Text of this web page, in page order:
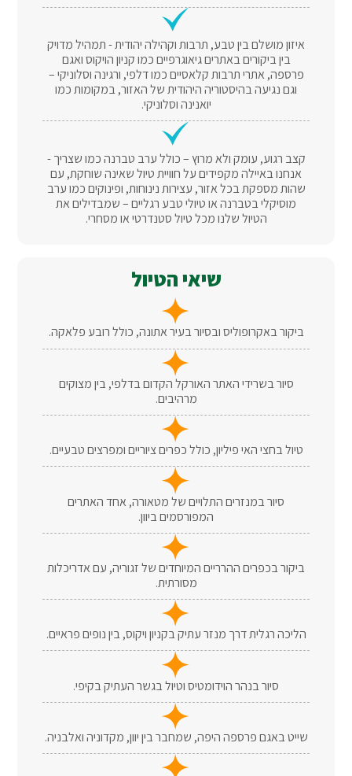
איזון מושלם בין טבע, תרבות וקהילה יהודית - תמהיל מדויק
בין ביקורים באתרים גיאוגרפיים כמו קניון הויקוס ואגם
פרספה, אתרי תרבות קלאסיים כמו דלפי, ורגינה וסלוניקי –
וגם נגיעה בהיסטוריה היהודית של האזור, במקומות כמו
יואנינה וסלוניקי.
קצב רגוע, עומק ולא מרוץ – כולל ערב טברנה כמו שצריך -
אנחנו באיילה מקפידים על חוויית טיול שאינה שוחקת, עם
שהות מספקת בכל אזור, עצירות נינוחות, ופינוקים כמו ערב
מוסיקלי בטברנה או טיולי טבע רגליים – שמבדילים את
הטיול שלנו מכל טיול סטנדרטי או מסחרי.
שיאי הטיול
ביקור באקרופוליס ובסיור בעיר אתונה, כולל רובע פלאקה.
סיור בשרידי האתר האורקל הקדום בדלפי, בין מצוקים
מרהיבים.
טיול בחצי האי פיליון, כולל כפרים ציוריים ומפרצים טבעיים.
סיור במנזרים התלויים של מטאורה, אחד האתרים
המפורסמים ביוון.
ביקור בכפרים ההרריים המיוחדים של זגוריה, עם אדריכלות
מסורתית.
הליכה רגלית דרך מנזר עתיק בקניון ויקוס, בין נופים פראיים.
סיור בנהר הוידומטיס וטיול בגשר העתיק בקיפי.
שייט באגם פרספה היפה, שמחבר בין יוון, מקדוניה ואלבניה.